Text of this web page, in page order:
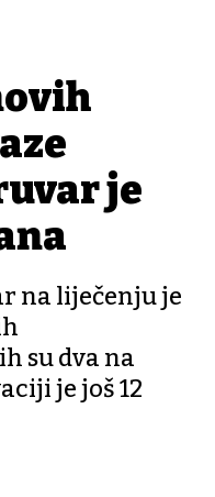
je
na liječenju je
su dva na
je još 12